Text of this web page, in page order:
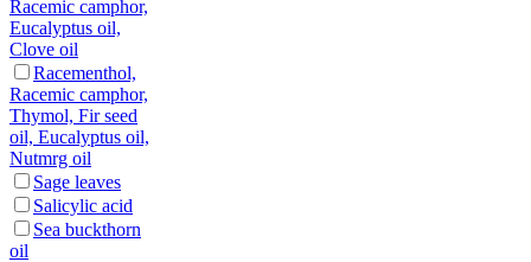
Racemic camphor,
Eucalyptus oil,
Clove oil
Racementhol,
Racemic camphor,
Thymol, Fir seed
oil, Eucalyptus oil,
Nutmrg oil
Sage leaves
Salicylic acid
Sea buckthorn
oil